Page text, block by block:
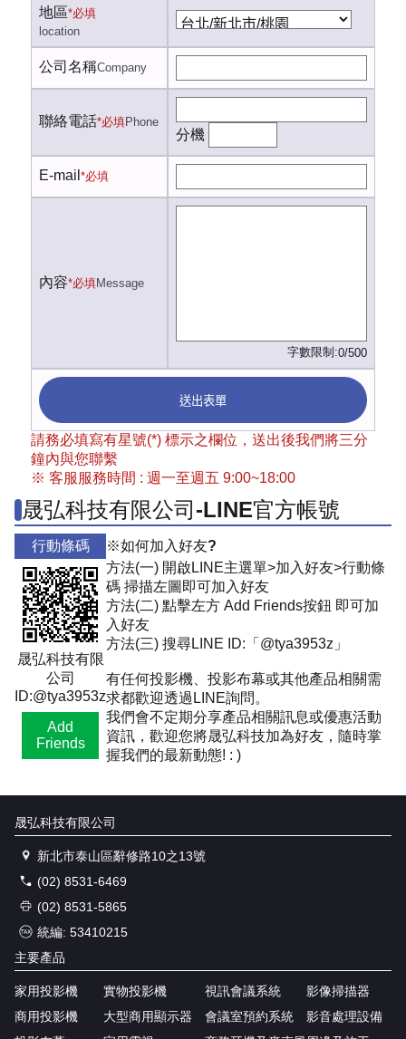
地區*必填
location
公司名稱Company
聯絡電話*必填Phone
分機
E-mail *必填
內容*必填Message
字數限制:0/500
送出表單
請務必填寫有星號(*) 標示之欄位，送出後我們將三分
鐘內與您聯繫
※ 客服服務時間 : 週一至週五 9:00~18:00
晟弘科技有限公司-LINE官方帳號
行動條碼
晟弘科技有限
公司
ID:@tya3953z
Add
Friends
※如何加入好友?
方法(一) 開啟LINE主選單>加入好友>行動條
碼 掃描左圖即可加入好友
方法(二) 點擊左方 Add Friends按鈕 即可加
入好友
方法(三) 搜尋LINE ID:「@tya3953z」
有任何投影機、投影布幕或其他產品相關需
求都歡迎透過LINE詢問。
我們會不定期分享產品相關訊息或優惠活動
資訊，歡迎您將晟弘科技加為好友，隨時掌
握我們的最新動態! : )
晟弘科技有限公司
新北市泰山區辭修路10之13號
(02) 8531-6469
(02) 8531-5865
統編: 53410215
主要產品
家用投影機
商用投影機
實物投影機
大型商用顯示器
視訊會議系統
會議室預約系統
影像掃描器
影音處理設備